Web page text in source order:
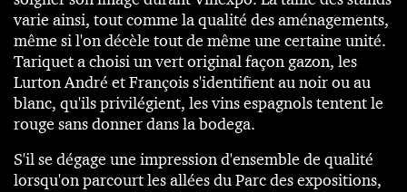
varie ainsi, tout comme la qualité des aménagements,
même si l'on décèle tout de même une certaine unité.
Tariquet a choisi un vert original façon gazon, les
Lurton André et François s'identifient au noir ou au
blanc, qu'ils privilégient, les vins espagnols tentent le
rouge sans donner dans la bodega.
S'il se dégage une impression d'ensemble de qualité
lorsqu'on parcourt les allées du Parc des expositions,